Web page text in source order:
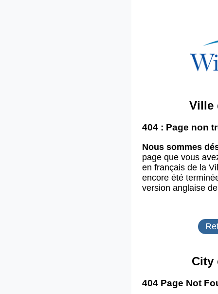
Ville
404 : Page non
Nous sommes
page que vous
en français de la
encore été
version anglaise
City
404 Page Not